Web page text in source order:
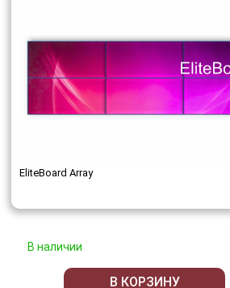
EliteBoard Array
В наличии
В КОРЗИНУ